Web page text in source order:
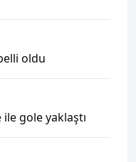
oldu
ile gole yaklaştı